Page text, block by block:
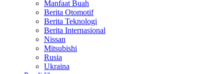
Manfaat Buah
Berita Otomotif
Berita Teknologi
Berita Internasional
Nissan
Mitsubishi
Rusia
Ukraina